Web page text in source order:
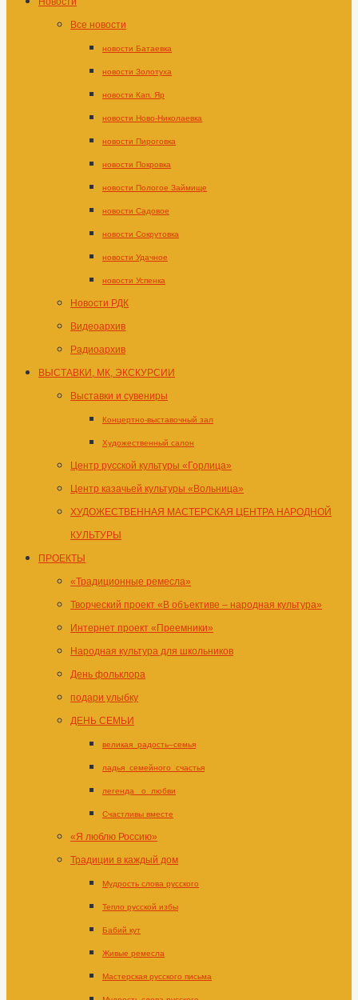
Все новости
новости Батаевка
новости Золотуха
новости Кап. Яр
новости Ново-Николаевка
новости Пироговка
новости Покровка
новости Пологое Займище
новости Садовое
новости Сокрутовка
новости Удачное
новости Успенка
Новости РДК
Видеоархив
Радиоархив
ВЫСТАВКИ, МК, ЭКСКУРСИИ
Выставки и сувениры
Концертно-выставочный зал
Художественный салон
Центр русской культуры «Горлица»
Центр казачьей культуры «Вольница»
ХУДОЖЕСТВЕННАЯ МАСТЕРСКАЯ ЦЕНТРА НАРОДНОЙ
КУЛЬТУРЫ
ПРОЕКТЫ
«Традиционные ремесла»
Творческий проект «В объективе – народная культура»
Интернет проект «Преемники»
Народная культура для школьников
День фольклора
подари улыбку
ДЕНЬ СЕМЬИ
великая_радость–семья
ладья_семейного_счастья
легенда _о_любви
Счастливы вместе
«Я люблю Россию»
Традиции в каждый дом
Мудрость слова русского
Тепло русской избы
Бабий кут
Живые ремесла
Мастерская русского письма